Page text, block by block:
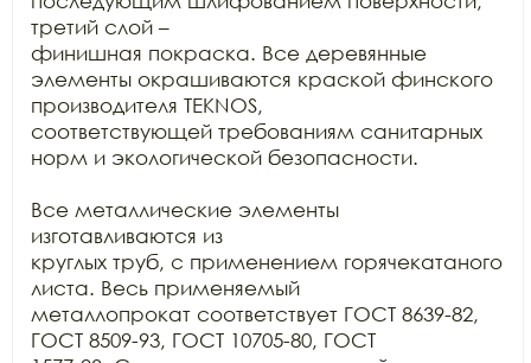
третий слой –
финишная покраска. Все деревянные
элементы окрашиваются краской финского
производителя TEKNOS,
соответствующей требованиям санитарных
норм и экологической безопасности.
Все металлические элементы
изготавливаются из
круглых труб, с применением горячекатаного
листа. Весь применяемый
металлопрокат соответствует ГОСТ 8639-82,
ГОСТ 8509-93, ГОСТ 10705-80, ГОСТ